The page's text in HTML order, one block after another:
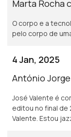
Marta Rocha
O corpo e a
pelo corpo de
4 Jan, 2025
António
José Valente é
editou no final de
Valente. Estou